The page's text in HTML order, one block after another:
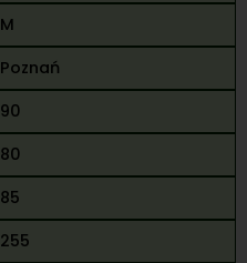
M
Poznań
90
80
85
255